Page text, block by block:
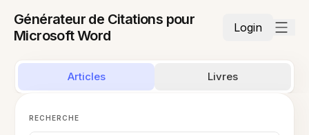
Générateur de Citations pour
Microsoft Word
Login
Articles Livres
RECHERCHE